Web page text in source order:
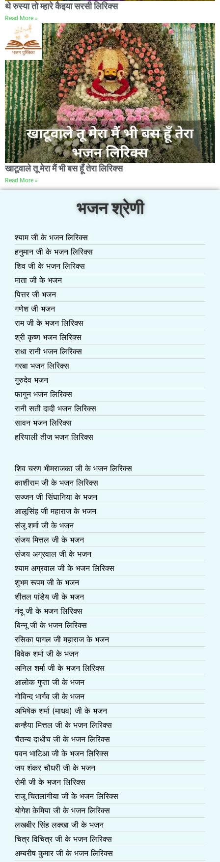
थे रुस्या तो म्हारे कैइया सरसी लिरिक्स
Read More »
खाटूवाले तू मेरा मैं भी बस हूँ तेरा लिरिक्स
Read More »
भजन श्रेणी
श्याम जी के भजन लिरिक्स
हनुमान जी के भजन लिरिक्स
शिव जी के भजन लिरिक्स
माता जी के भजन
पित्तर जी भजन
गणेश जी भजन
राम जी के भजन लिरिक्स
श्री कृष्ण भजन लिरिक्स
राधा रानी भजन लिरिक्स
गरबा भजन लिरिक्स
गुरुदेव भजन
फागुन भजन लिरिक्स
रानी सती दादी भजन लिरिक्स
सावन भजन लिरिक्स
हरियाली तीज भजन लिरिक्स
शिव चरण भीमराजका जी के भजन लिरिक्स
काशीराम जी के भजन लिरिक्स
सज्जन जी सिंघानिया के भजन
आलूसिंह जी महाराज के भजन
संजू शर्मा जी के भजन
संजय मित्तल जी के भजन
संजय अग्रवाल जी के भजन
श्याम अग्रवाल जी के भजन लिरिक्स
शुभम रूपम जी के भजन
शीतल पांडेय जी के भजन
नंदू जी के भजन लिरिक्स
बिन्नू जी के भजन लिरिक्स
रसिका पागल जी महाराज के भजन
विवेक शर्मा जी के भजन
अनिल शर्मा जी के भजन लिरिक्स
आलोक गुप्ता जी के भजन
गोविन्द भार्गव जी के भजन
अभिषेक शर्मा (माधव) जी के भजन
कन्हैया मित्तल जी के भजन लिरिक्स
चैतन्य दाधीच जी के भजन लिरिक्स
पवन भाटिआ जी के भजन लिरिक्स
जय शंकर चौधरी जी के भजन
रोमी जी के भजन लिरिक्स
राजू चितलांगीया जी के भजन लिरिक्स
योगेश केमिया जी के भजन लिरिक्स
लखबीर सिंह लक्खा जी के भजन
चित्र विचित्र जी के भजन लिरिक्स
अम्बरीष कुमार जी के भजन लिरिक्स